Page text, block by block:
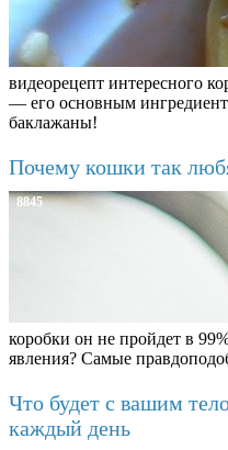
видеорецепт интересного
— его основным
баклажаны!
Почему кошки так
8845
коробки он не пройдет в
явления? Самые
Что будет с вашим
каждый день